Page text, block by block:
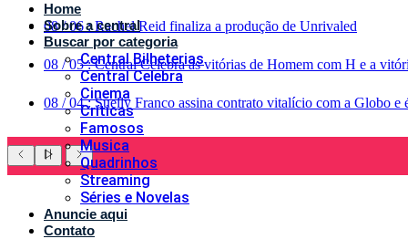
08 / 06 : Rachel Reid finaliza a produção de Unrivaled
08 / 05 : Central Celebra as vitórias de Homem com H e a
08 / 04 : Suelly Franco assina contrato vitalício com a Globo e
Home
Sobre a central
Buscar por categoria
Central Bilheterias
Central Celebra
Cinema
Críticas
Famosos
Musica
Quadrinhos
Streaming
Séries e Novelas
Anuncie aqui
Contato